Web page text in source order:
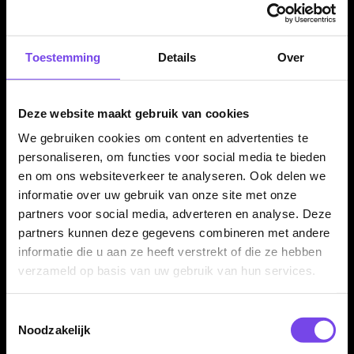
Toestemming Details Over
Deze website maakt gebruik van cookies
We gebruiken cookies om content en advertenties te
personaliseren, om functies voor social media te bieden
en om ons websiteverkeer te analyseren. Ook delen we
informatie over uw gebruik van onze site met onze
partners voor social media, adverteren en analyse. Deze
partners kunnen deze gegevens combineren met andere
informatie die u aan ze heeft verstrekt of die ze hebben
verzameld op basis van uw gebruik van hun services.
Noodzakelijk
Professionele steeltip dartpijlen
steeltip darts en bedoeld voor gebruik op een sisal dartbord.
Door de combinatie van 90% tungsten en het stevige
barrelprofiel is dit een set voor spelers die serieus met hun
materiaal bezig zijn.
Compleet geleverd als set van 3 dartpijlen